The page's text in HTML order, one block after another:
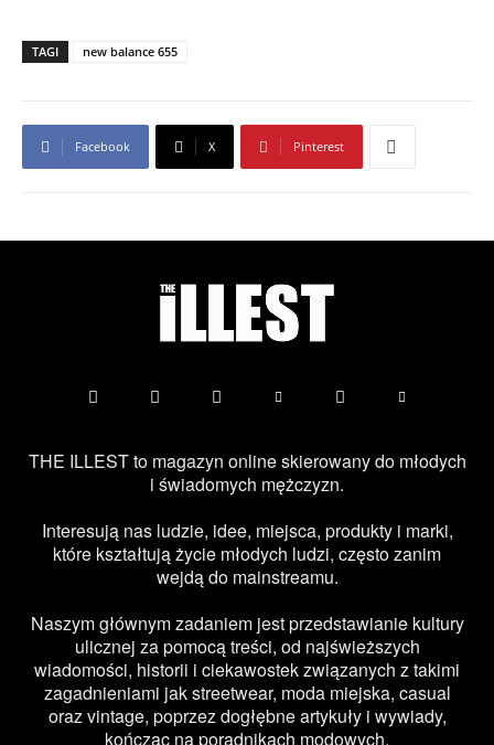
TAGI new balance 655
Facebook X Pinterest
THE ILLEST to magazyn online skierowany do młodych
i świadomych mężczyzn.
Interesują nas ludzie, idee, miejsca, produkty i marki,
które kształtują życie młodych ludzi, często zanim
wejdą do mainstreamu.
Naszym głównym zadaniem jest przedstawianie kultury
ulicznej za pomocą treści, od najświeższych
wiadomości, historii i ciekawostek związanych z takimi
zagadnieniami jak streetwear, moda miejska, casual
oraz vintage, poprzez dogłębne artykuły i wywiady,
kończąc na poradnikach modowych.